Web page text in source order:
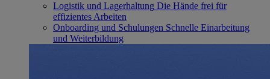
Logistik und Lagerhaltung Die Hände frei für
effizientes Arbeiten
Onboarding und Schulungen Schnelle Einarbeitung
und Weiterbildung